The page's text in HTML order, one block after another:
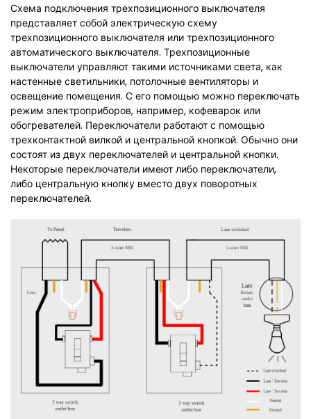
Схема подключения трехпозиционного выключателя
представляет собой электрическую схему
трехпозиционного выключателя или трехпозиционного
автоматического выключателя. Трехпозиционные
выключатели управляют такими источниками света, как
настенные светильники, потолочные вентиляторы и
освещение помещения. С его помощью можно переключать
режим электроприборов, например, кофеварок или
обогревателей. Переключатели работают с помощью
трехконтактной вилкой и центральной кнопкой. Обычно они
состоят из двух переключателей и центральной кнопки.
Некоторые переключатели имеют либо переключатели,
либо центральную кнопку вместо двух поворотных
переключателей.